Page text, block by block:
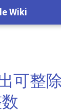
Wiki
找符重排
可整